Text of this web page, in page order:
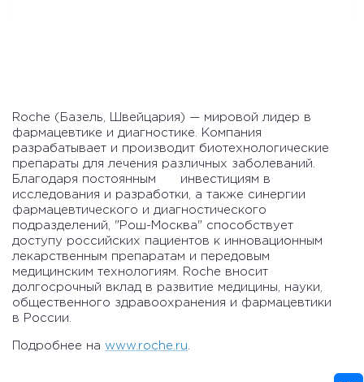
Roche (Базель, Швейцария) — мировой лидер в
фармацевтике и диагностике. Компания
разрабатывает и производит биотехнологические
препараты для лечения различных заболеваний.
Благодаря постоянным инвестициям в
исследования и разработки, а также синергии
фармацевтического и диагностического
подразделений, "Рош-Москва" способствует
доступу российских пациентов к инновационным
лекарственным препаратам и передовым
медицинским технологиям. Roche вносит
долгосрочный вклад в развитие медицины, науки,
общественного здравоохранения и фармацевтики
в России.
Подробнее на www.roche.ru